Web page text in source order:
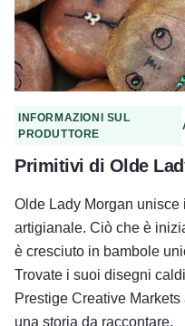
INFORMAZIONI SUL
PRODUTTORE
Primitivi di Olde
Olde Lady Morgan
artigianale. Ciò che è
è cresciuto in bambole
Trovate i suoi disegni
Prestige Creative
una storia da raccontare.